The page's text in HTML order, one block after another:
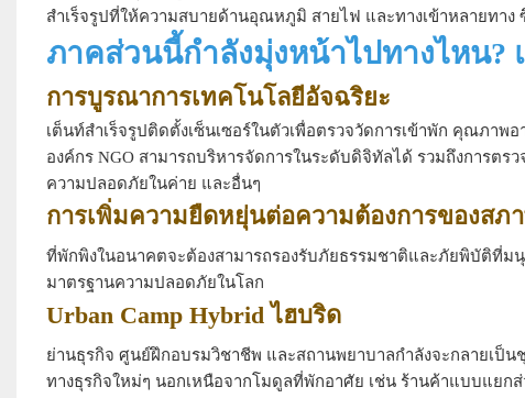
สำเร็จรูปที่ให้ความสบายด้านอุณหภูมิ สายไฟ และทางเข้าหลายทา
ภาคส่วนนี้กำลังมุ่งหน้าไปทางไหน?
การบูรณาการเทคโนโลยีอัจฉริยะ
เต็นท์สำเร็จรูปติดตั้งเซ็นเซอร์ในตัวเพื่อตรวจวัดการเข้าพัก คุณภา
องค์กร NGO สามารถบริหารจัดการในระดับดิจิทัลได้ รวมถึงการต
ความปลอดภัยในค่าย และอื่นๆ
การเพิ่มความยืดหยุ่นต่อความต้องการของสภ
ที่พักพิงในอนาคตจะต้องสามารถรองรับภัยธรรมชาติและภัยพิบัติที่
มาตรฐานความปลอดภัยในโลก
Urban Camp Hybrid ไฮบริด
ย่านธุรกิจ ศูนย์ฝึกอบรมวิชาชีพ และสถานพยาบาลกำลังจะกลายเป็
ทางธุรกิจใหม่ๆ นอกเหนือจากโมดูลที่พักอาศัย เช่น ร้านค้าแบบแยก